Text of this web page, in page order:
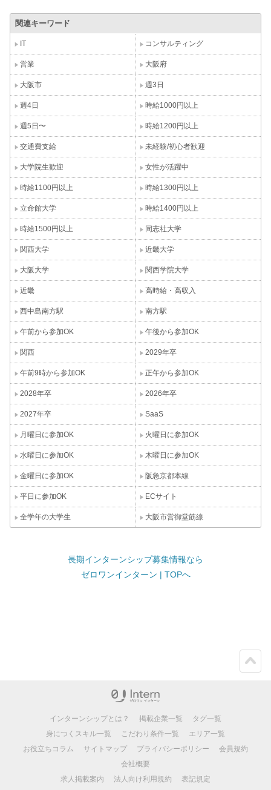
関連キーワード
IT コンサルティング
営業 大阪府
大阪市 週3日
週4日 時給1000円以上
週5日〜 時給1200円以上
交通費支給 未経験/初心者歓迎
大学院生歓迎 女性が活躍中
時給1100円以上 時給1300円以上
立命館大学 時給1400円以上
時給1500円以上 同志社大学
関西大学 近畿大学
大阪大学 関西学院大学
近畿 高時給・高収入
西中島南方駅 南方駅
午前から参加OK 午後から参加OK
関西 2029年卒
午前9時から参加OK 正午から参加OK
2028年卒 2026年卒
2027年卒 SaaS
月曜日に参加OK 火曜日に参加OK
水曜日に参加OK 木曜日に参加OK
金曜日に参加OK 阪急京都本線
平日に参加OK ECサイト
全学年の大学生 大阪市営御堂筋線
長期インターンシップ募集情報なら
ゼロワンインターン | TOPへ
インターンシップとは？ 掲載企業一覧
タグ一覧
身につくスキル一覧
こだわり条件一覧
エリア一覧
お役立ちコラム
サイトマップ プライバシーポリシー
会員規約
会社概要
求人掲載案内
法人向け利用規約 表記規定